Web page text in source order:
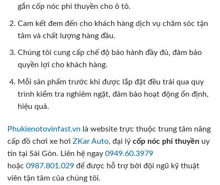
gắn cốp nóc phi thuyền cho ô tô.
Cam kết đem đến cho khách hàng dịch vụ chăm sóc tận
tâm và chất lượng hàng đầu.
Chúng tôi cung cấp chế độ bảo hành đầy đủ, đảm bảo
quyền lợi cho khách hàng.
Mỗi sản phẩm trước khi được lắp đặt đều trải qua quy
trình kiểm tra nghiêm ngặt, đảm bảo hoạt động ổn định,
hiệu quả.
Phukienotovinfast.vn là website trực thuộc trung tâm nâng
cấp đồ chơi xe hơi ZKar Auto, đại lý cốp nóc phi thuyền uy
tín tại Sài Gòn. Liên hệ ngay 0949.60.3979
hoặc 0987.801.029 để được hỗ trợ bởi đội ngũ kỹ thuật
viên tận tâm của chúng tôi.